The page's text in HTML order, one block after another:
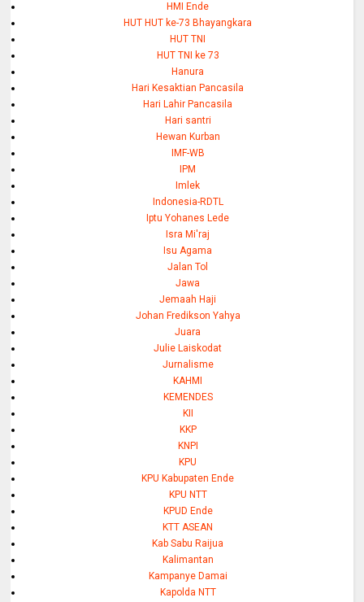
HMI Ende
HUT HUT ke-73 Bhayangkara
HUT TNI
HUT TNI ke 73
Hanura
Hari Kesaktian Pancasila
Hari Lahir Pancasila
Hari santri
Hewan Kurban
IMF-WB
IPM
Imlek
Indonesia-RDTL
Iptu Yohanes Lede
Isra Mi'raj
Isu Agama
Jalan Tol
Jawa
Jemaah Haji
Johan Fredikson Yahya
Juara
Julie Laiskodat
Jurnalisme
KAHMI
KEMENDES
KII
KKP
KNPI
KPU
KPU Kabupaten Ende
KPU NTT
KPUD Ende
KTT ASEAN
Kab Sabu Raijua
Kalimantan
Kampanye Damai
Kapolda NTT